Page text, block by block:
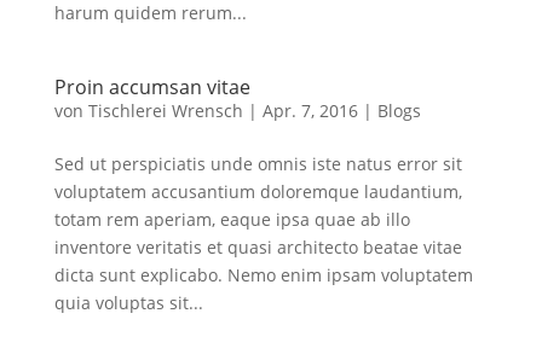
harum quidem rerum...
Proin accumsan vitae
von Tischlerei Wrensch | Apr. 7, 2016| Blogs
Sed ut perspiciatis unde omnis iste natus error sit
voluptatem accusantium doloremque laudantium,
totam rem aperiam, eaque ipsa quae ab illo
inventore veritatis et quasi architecto beatae vitae
dicta sunt explicabo. Nemo enim ipsam voluptatem
quia voluptas sit...